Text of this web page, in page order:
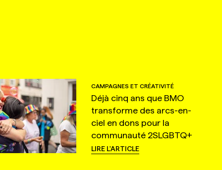
CAMPAGNES ET CRÉATIVITÉ
Déjà cinq ans que BMO
transforme des arcs-en-
ciel en dons pour la
communauté 2SLGBTQ+
LIRE L'ARTICLE